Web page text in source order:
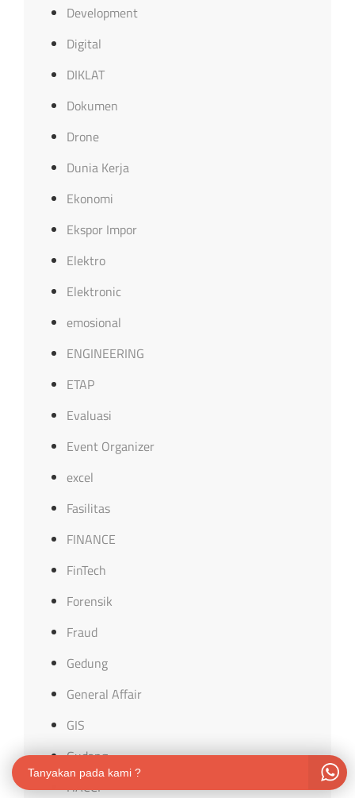
Development
Digital
DIKLAT
Dokumen
Drone
Dunia Kerja
Ekonomi
Ekspor Impor
Elektro
Elektronic
emosional
ENGINEERING
ETAP
Evaluasi
Event Organizer
excel
Fasilitas
FINANCE
FinTech
Forensik
Fraud
Gedung
General Affair
GIS
Gudang
HACCP
Tanyakan pada kami ?